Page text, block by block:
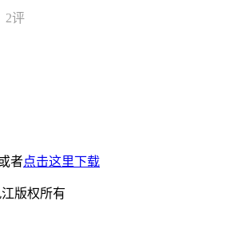
2评
者点击这里下载
版权所有